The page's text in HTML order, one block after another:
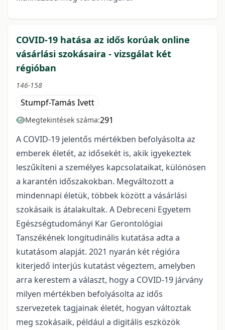
COVID-19 hatása az idős korúak online
vásárlási szokásaira - vizsgálat két
régióban
146-158
Stumpf-Tamás Ivett
Megtekintések száma:291
A COVID-19 jelentős mértékben befolyásolta az
emberek életét, az idősekét is, akik igyekeztek
leszűkíteni a személyes kapcsolataikat, különösen
a karantén időszakokban. Megváltozott a
mindennapi életük, többek között a vásárlási
szokásaik is átalakultak. A Debreceni Egyetem
Egészségtudományi Kar Gerontológiai
Tanszékének longitudinális kutatása adta a
kutatásom alapját. 2021 nyarán két régióra
kiterjedő interjús kutatást végeztem, amelyben
arra kerestem a választ, hogy a COVID-19 járvány
milyen mértékben befolyásolta az idős
szervezetek tagjainak életét, hogyan változtak
meg szokásaik, például a digitális eszközök